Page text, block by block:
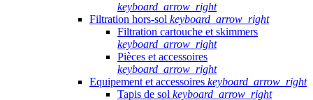
keyboard_arrow_right
Filtration hors-sol keyboard_arrow_right
Filtration cartouche et skimmers
keyboard_arrow_right
Pièces et accessoires
keyboard_arrow_right
Equipement et accessoires keyboard_arrow_right
Tapis de sol keyboard_arrow_right